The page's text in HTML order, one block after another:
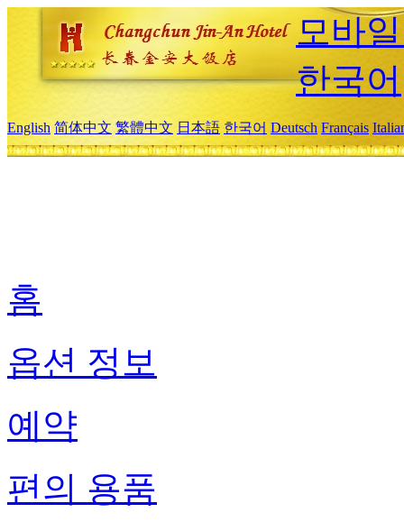
모바
한국어
English 简体中文 繁體中文 日本語 한국어 Deutsch Français
홈
옵션 정보
예약
편의 용품